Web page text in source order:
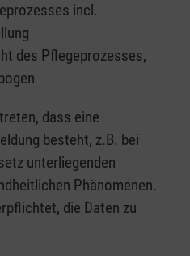
incl.
des Pflegeprozesses,
dass eine
besteht, z.B. bei
unterliegenden
Phänomenen.
die Daten zu